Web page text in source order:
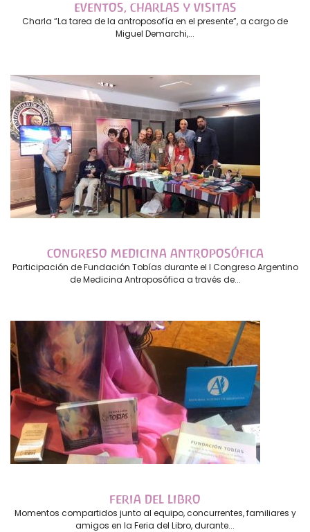
EVENTOS, CHARLAS Y VISITAS
Charla “La tarea de la antroposofía en el presente”, a cargo de
Miguel Demarchi,...
CONGRESO MEDICINA ANTROPOSÓFICA
Participación de Fundación Tobías durante el I Congreso Argentino
de Medicina Antroposófica a través de...
FERIA DEL LIBRO
Momentos compartidos junto al equipo, concurrentes, familiares y
amigos en la Feria del Libro, durante...